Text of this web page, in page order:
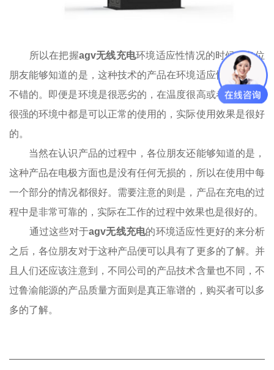
所以在把握agv无线充电环境适应性情况的时候，各位
朋友能够知道的是，这种技术的产品在环境适应性方面是很
不错的。即便是环境是很恶劣的，在温度很高或者是腐蚀性
很强的环境中都是可以正常的使用的，实际使用效果是很好
的。
当然在认识产品的过程中，各位朋友还能够知道的是，
这种产品在电极方面也是没有任何无损的，所以在使用中每
一个部分的情况都很好。需要注意的则是，产品在充电的过
程中是非常可靠的，实际在工作的过程中效果也是很好的。
通过这些对于agv无线充电的环境适应性更好的来分析
之后，各位朋友对于这种产品便可以具有了更多的了解。并
且人们还应该注意到，不同公司的产品技术含量也不同，不
过鲁渝能源的产品质量方面则是真正靠谱的，购买者可以多
多的了解。